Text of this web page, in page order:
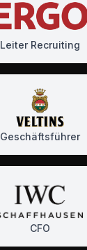
Leiter Recruiting
Geschäftsführer
CFO